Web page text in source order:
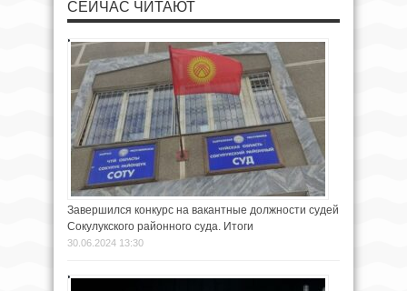
СЕЙЧАС ЧИТАЮТ
Завершился конкурс на вакантные должности судей
Сокулукского районного суда. Итоги
30.06.2024 13:30